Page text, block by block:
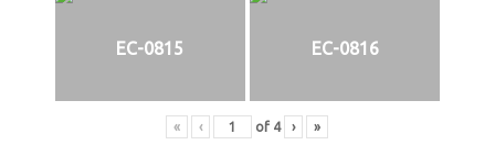
EC-0815 EC-0816
« ‹ of 4 › »